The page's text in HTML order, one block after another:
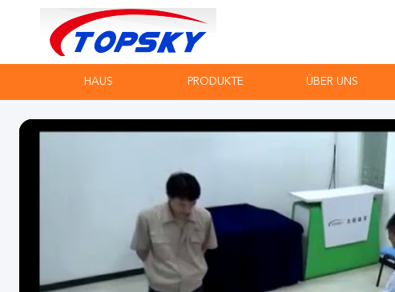
HAUS PRODUKTE ÜBER UNS